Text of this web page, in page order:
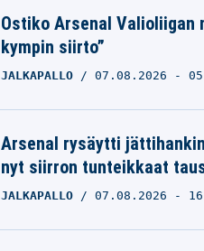
Ostiko Arsenal Valioliigan
kympin siirto”
JALKAPALLO 07.08.2026 -
Arsenal rysäytti
nyt siirron tunteikkaat
JALKAPALLO 07.08.2026 -